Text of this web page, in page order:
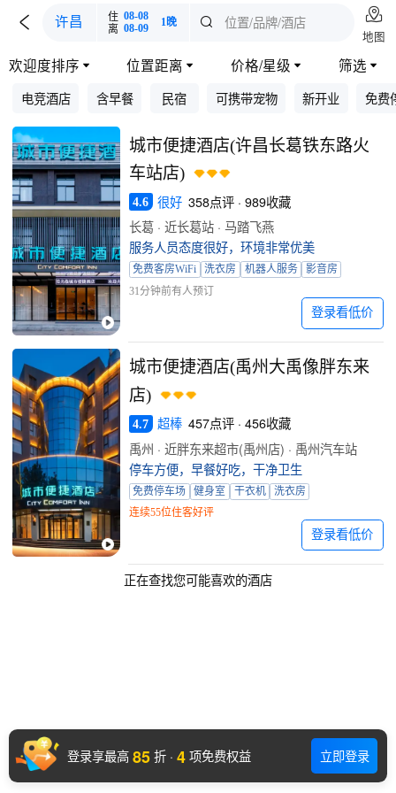
 许昌 住 08-08
离 08-09 1晚  位置/品牌/酒店 
地图
欢迎度排序  位置距离  价格/星级  筛选 
电竞酒店 含早餐 民宿 可携带宠物 新开业 免费
城市便捷酒店(许昌长葛铁东路火
车站店)
4.6 很好 358点评 · 989收藏
长葛 · 近长葛站 · 马踏飞燕
服务人员态度很好，环境非常优美
免费客房WiFi 洗衣房 机器人服务
影音房
31分钟前有人预订
登录看低价
城市便捷酒店(禹州大禹像胖东来
店)
4.7 超棒 457点评 · 456收藏
禹州 · 近胖东来超市(禹州店) · 禹州汽车站
停车方便，早餐好吃，干净卫生
免费停车场 健身室 干衣机
洗衣房
连续55位住客好评
登录看低价
正在查找您可能喜欢的酒店
登录享最高 85 折 · 4 项免费权益 立即登录